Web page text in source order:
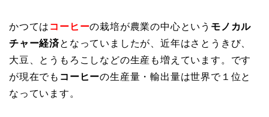
かつては コーヒーの栽培が農業の中心という モノカル
チャー経済となっていましたが、近年はさとうきび、
大豆、とうもろこしなどの生産も増えています。です
が現在でも コーヒーの生産量・輸出量は世界で１位と
なっています。